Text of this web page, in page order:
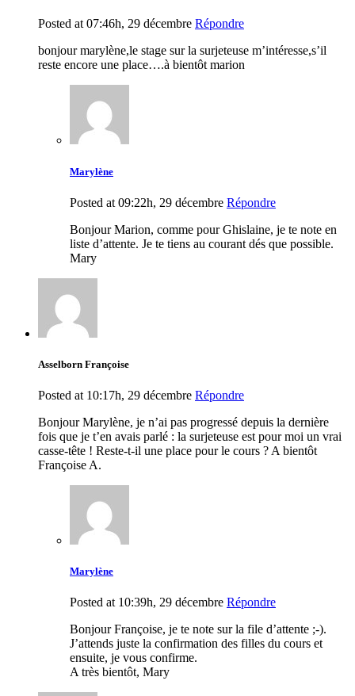
Posted at 07:46h, 29 décembre Répondre
bonjour marylène,le stage sur la surjeteuse m’intéresse,s’il
reste encore une place….à bientôt marion
Marylène
Posted at 09:22h, 29 décembre Répondre
Bonjour Marion, comme pour Ghislaine, je te note en
liste d’attente. Je te tiens au courant dés que possible.
Mary
Asselborn Françoise
Posted at 10:17h, 29 décembre Répondre
Bonjour Marylène, je n’ai pas progressé depuis la dernière
fois que je t’en avais parlé : la surjeteuse est pour moi un vrai
casse-tête ! Reste-t-il une place pour le cours ? A bientôt
Françoise A.
Marylène
Posted at 10:39h, 29 décembre Répondre
Bonjour Françoise, je te note sur la file d’attente ;-).
J’attends juste la confirmation des filles du cours et
ensuite, je vous confirme.
A très bientôt, Mary